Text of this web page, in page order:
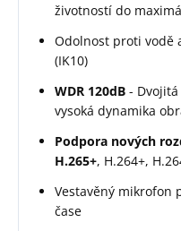
životností do
Odolnost proti vodě
(IK10)
WDR 120dB -
vysoká dynamika
Podpora nových
H.265+, H.264+,
Vestavěný mikrofon
čase